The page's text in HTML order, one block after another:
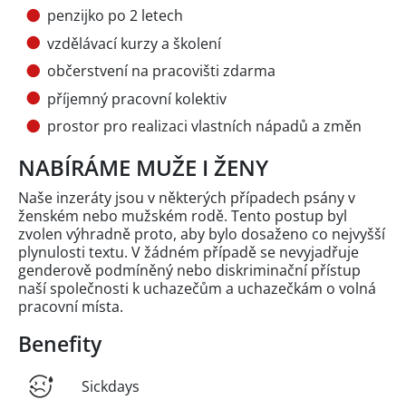
penzijko po 2 letech
vzdělávací kurzy a školení
občerstvení na pracovišti zdarma
příjemný pracovní kolektiv
prostor pro realizaci vlastních nápadů a změn
NABÍRÁME MUŽE I ŽENY
Naše inzeráty jsou v některých případech psány v
ženském nebo mužském rodě. Tento postup byl
zvolen výhradně proto, aby bylo dosaženo co nejvyšší
plynulosti textu. V žádném případě se nevyjadřuje
genderově podmíněný nebo diskriminační přístup
naší společnosti k uchazečům a uchazečkám o volná
pracovní místa.
Benefity
Sickdays